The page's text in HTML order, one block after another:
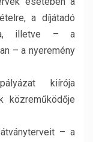
a díjátadó
illetve – a
– a nyeremény
kiírója
közreműködője
– a